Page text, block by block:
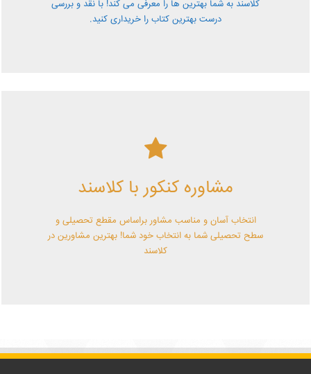
کلاسند به شما بهترین ها را معرفی می کند! با نقد و بررسی
درست بهترین کتاب را خریداری کنید.
مشاوره کنکور با کلاسند
انتخاب آسان و مناسب مشاور براساس مقطع تحصیلی و
سطح تحصیلی شما به انتخاب خود شما! بهترین مشاورین در
کلاسند